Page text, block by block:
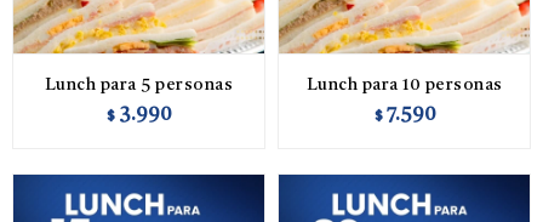
Lunch para 5 personas
$ 3.990
Lunch para 10 personas
$ 7.590